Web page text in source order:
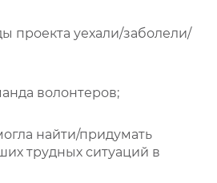
уехали/заболели/
волонтеров;
найти/придумать
трудных ситуаций в